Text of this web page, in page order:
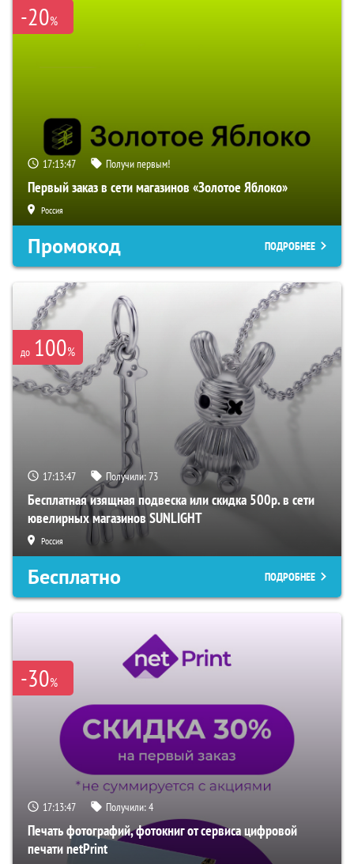
-20%
17:13:47 Получи первым!
Первый заказ в сети магазинов «Золотое Яблоко»
Россия
Промокод ПОДРОБНЕЕ
до 100%
17:13:47 Получили:73
Бесплатная изящная подвеска или скидка 500р. в сети
ювелирных магазинов SUNLIGHT
Россия
Бесплатно ПОДРОБНЕЕ
-30%
17:13:47 Получили:4
Печать фотографий, фотокниг от сервиса цифровой
печати netPrint